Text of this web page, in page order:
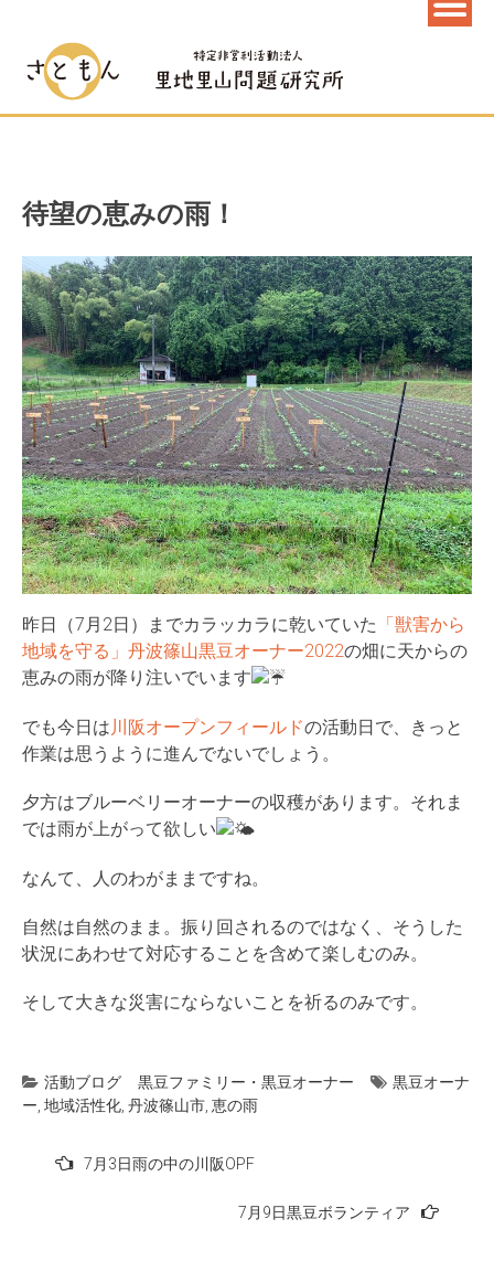
待望の恵みの雨！
昨日（7月2日）までカラッカラに乾いていた 「獣害から
地域を守る」丹波篠山黒豆オーナー2022の畑に天からの
恵みの雨が降り注いでいます
でも今日は 川阪オープンフィールドの活動日で、きっと
作業は思うように進んでないでしょう。
夕方はブルーベリーオーナーの収穫があります。それま
では雨が上がって欲しい
なんて、人のわがままですね。
自然は自然のまま。振り回されるのではなく、そうした
状況にあわせて対応することを含めて楽しむのみ。
そして大きな災害にならないことを祈るのみです。
活動ブログ 黒豆ファミリー・黒豆オーナー
黒豆オーナ
ー 地域活性化 丹波篠山市 恵の雨
7月3日雨の中の川阪OPF
7月9日黒豆ボランティア